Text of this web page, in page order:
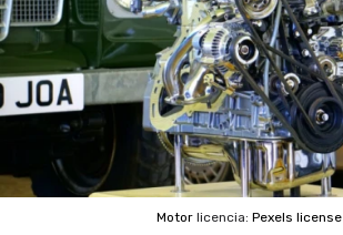
Motor licencia: Pexels license